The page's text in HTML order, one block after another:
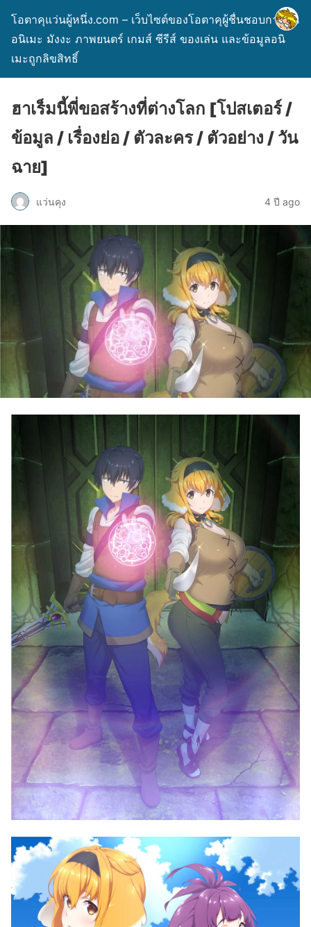
โอตาคุแว่นผู้หนึ่ง.com – เว็บไซต์ของโอตาคุผู้ชื่นชอบการ์ตูน
อนิเมะ มังงะ ภาพยนตร์ เกมส์ ซีรีส์ ของเล่น และข้อมูลอนิ
เมะถูกลิขสิทธิ์
ฮาเร็มนี้พี่ขอสร้างที่ต่างโลก [โปสเตอร์ /
ข้อมูล / เรื่องย่อ / ตัวละคร / ตัวอย่าง / วัน
ฉาย]
แว่นคุง 4 ปี ago